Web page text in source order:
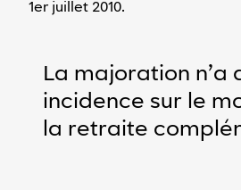
1er juillet 2010.
La majoration n’a
incidence sur le
la retraite